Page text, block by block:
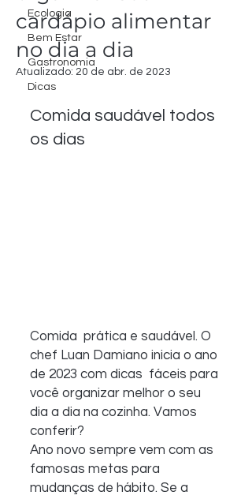
Ecologia
Bem Estar
Gastronomia
Dicas
cardápio alimentar
no dia a dia
Atualizado: 20 de abr. de 2023
Comida saudável todos
os dias
Comida  prática e saudável. O
chef Luan Damiano inicia o ano
de 2023 com dicas  fáceis para
você organizar melhor o seu
dia a dia na cozinha. Vamos
conferir?
Ano novo sempre vem com as
famosas metas para
mudanças de hábito. Se a